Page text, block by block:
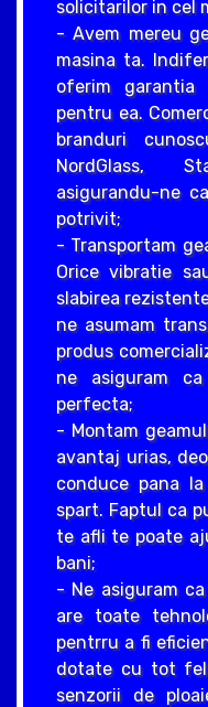
solicitarilor in cel
- Avem mereu
masina ta.
oferim
pentru ea.
branduri
NordGlass,
asigurandu-ne
potrivit;
- Transportam
Orice vibratie
slabirea
ne asumam
produs
ne asiguram
perfecta;
- Montam
avantaj urias,
conduce pana
spart. Faptul ca
te afli te poate
bani;
- Ne asiguram
are toate
pentrru a fi
dotate cu tot
senzorii de